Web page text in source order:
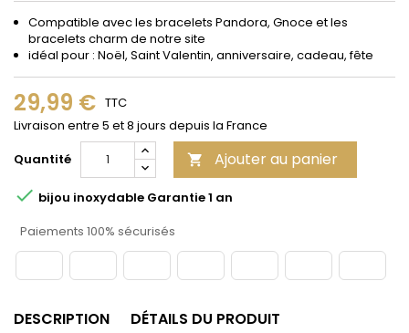
Compatible avec les bracelets Pandora, Gnoce et les
bracelets charm de notre site
idéal pour : Noël, Saint Valentin, anniversaire, cadeau, fête
29,99 € TTC
Livraison entre 5 et 8 jours depuis la France
Quantité
 Ajouter au panier
 bijou inoxydable Garantie 1 an
Paiements 100% sécurisés
DESCRIPTION DÉTAILS DU PRODUIT